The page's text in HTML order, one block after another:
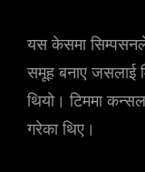
यस केसमा
समूह बनाए जसलाई
थियो। टिममा
गरेका थिए।